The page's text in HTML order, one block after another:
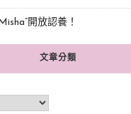
開放認養！
文章分類